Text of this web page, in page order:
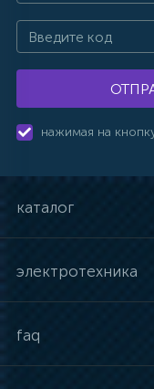
нажимая на
каталог
электротехника
faq